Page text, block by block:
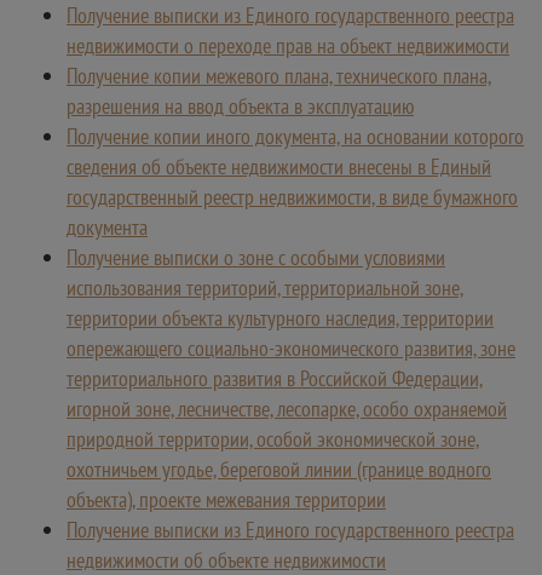
Получение выписки из Единого государственного реестра
недвижимости о переходе прав на объект недвижимости
Получение копии межевого плана, технического плана,
разрешения на ввод объекта в эксплуатацию
Получение копии иного документа, на основании которого
сведения об объекте недвижимости внесены в Единый
государственный реестр недвижимости, в виде бумажного
документа
Получение выписки о зоне с особыми условиями
использования территорий, территориальной зоне,
территории объекта культурного наследия, территории
опережающего социально-экономического развития, зоне
территориального развития в Российской Федерации,
игорной зоне, лесничестве, лесопарке, особо охраняемой
природной территории, особой экономической зоне,
охотничьем угодье, береговой линии (границе водного
объекта), проекте межевания территории
Получение выписки из Единого государственного реестра
недвижимости об объекте недвижимости